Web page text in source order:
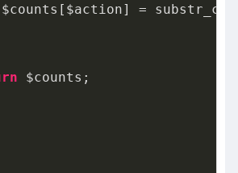
=
$counts;